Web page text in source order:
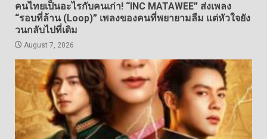
คนไทยเป็นอะไรกับคนเก่า! “INC MATAWEE” ส่งเพลง
“รอบที่ล้าน (Loop)” เพลงของคนที่พยายามลืม แต่หัวใจยัง
วนกลับไปที่เดิม
August 7, 2026